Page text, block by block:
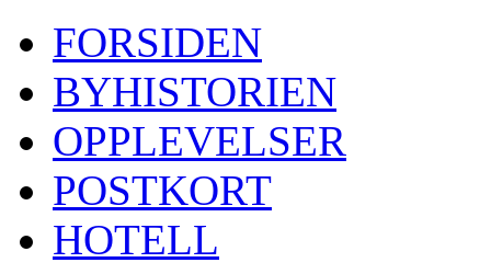
FORSIDEN
BYHISTORIEN
OPPLEVELSER
POSTKORT
HOTELL